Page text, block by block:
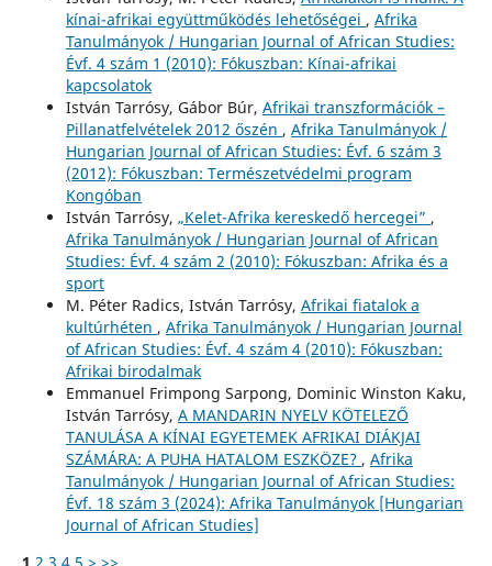
kínai-afrikai együttműködés lehetőségei , Afrika
Tanulmányok / Hungarian Journal of African Studies:
Évf. 4 szám 1 (2010): Fókuszban: Kínai-afrikai
kapcsolatok
István Tarrósy, Gábor Búr, Afrikai transzformációk –
Pillanatfelvételek 2012 őszén , Afrika Tanulmányok /
Hungarian Journal of African Studies: Évf. 6 szám 3
(2012): Fókuszban: Természetvédelmi program
Kongóban
István Tarrósy, „Kelet-Afrika kereskedő hercegei” ,
Afrika Tanulmányok / Hungarian Journal of African
Studies: Évf. 4 szám 2 (2010): Fókuszban: Afrika és a
sport
M. Péter Radics, István Tarrósy, Afrikai fiatalok a
kultúrhéten , Afrika Tanulmányok / Hungarian Journal
of African Studies: Évf. 4 szám 4 (2010): Fókuszban:
Afrikai birodalmak
Emmanuel Frimpong Sarpong, Dominic Winston Kaku,
István Tarrósy, A MANDARIN NYELV KÖTELEZŐ
TANULÁSA A KÍNAI EGYETEMEK AFRIKAI DIÁKJAI
SZÁMÁRA: A PUHA HATALOM ESZKÖZE? , Afrika
Tanulmányok / Hungarian Journal of African Studies:
Évf. 18 szám 3 (2024): Afrika Tanulmányok [Hungarian
Journal of African Studies]
1 2 3 4 5 > >>